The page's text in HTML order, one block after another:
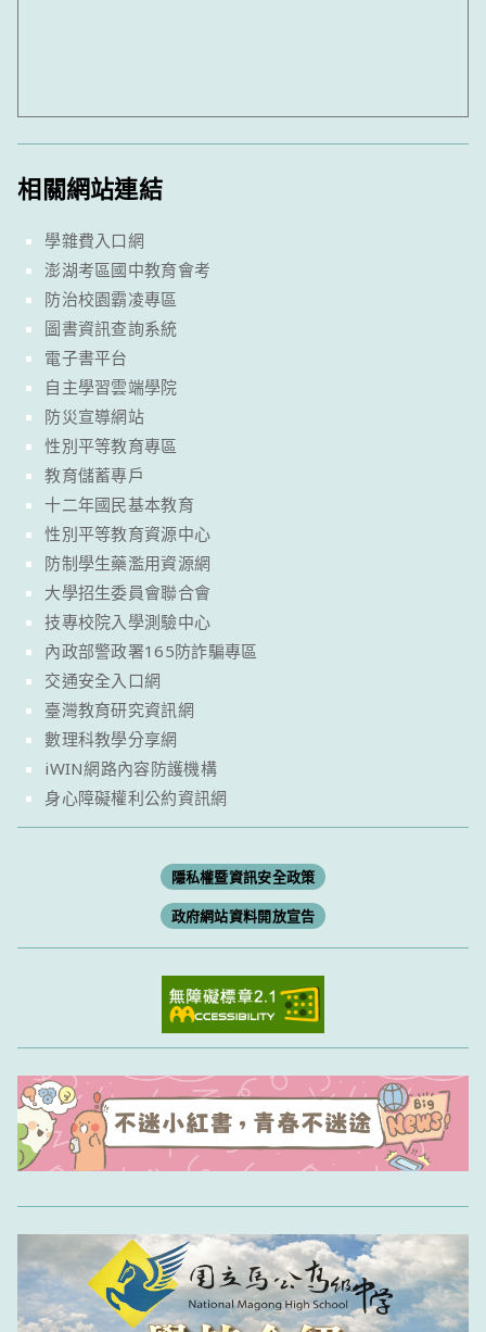
相關網站連結
學雜費入口網
澎湖考區國中教育會考
防治校園霸凌專區
圖書資訊查詢系統
電子書平台
自主學習雲端學院
防災宣導網站
性別平等教育專區
教育儲蓄專戶
十二年國民基本教育
性別平等教育資源中心
防制學生藥濫用資源網
大學招生委員會聯合會
技專校院入學測驗中心
內政部警政署165防詐騙專區
交通安全入口網
臺灣教育研究資訊網
數理科教學分享網
iWIN網路內容防護機構
身心障礙權利公約資訊網
隱私權暨資訊安全政策
政府網站資料開放宣告